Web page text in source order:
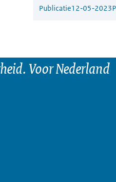
Publicatie12-05-2023
Voor Nederland